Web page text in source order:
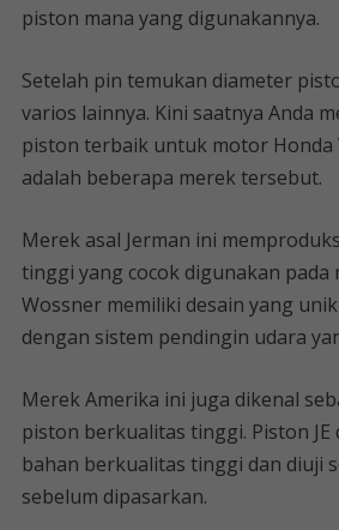
piston mana yang digunakannya.
Setelah pin temukan diameter
varios lainnya. Kini saatnya Anda
piston terbaik untuk motor Honda
adalah beberapa merek tersebut.
Merek asal Jerman ini
tinggi yang cocok digunakan
Wossner memiliki desain yang
dengan sistem pendingin udara
Merek Amerika ini juga dikenal
piston berkualitas tinggi. Piston
bahan berkualitas tinggi dan diuji
sebelum dipasarkan.